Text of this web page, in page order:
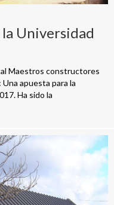
Universidad
Maestros constructores
apuesta para la
Ha sido la